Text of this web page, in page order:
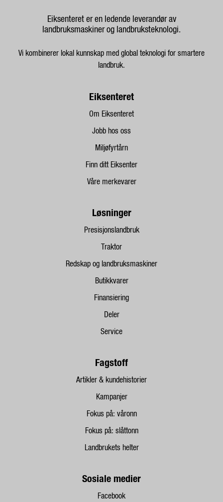
Eiksenteret
Om Eiksenteret
Jobb hos oss
Miljøfyrtårn
Finn ditt Eiksenter
Våre merkevarer
Løsninger
Presisjonslandbruk
Traktor
Redskap og landbruksmaskiner
Butikkvarer
Finansiering
Deler
Service
Fagstoff
Artikler & kundehistorier
Kampanjer
Fokus på: våronn
Fokus på: slåttonn
Landbrukets helter
Sosiale medier
Facebook
Eiksenteret er en ledende leverandør av
landbruksmaskiner og landbruksteknologi.
Vi kombinerer lokal kunnskap med global teknologi for smartere
landbruk.